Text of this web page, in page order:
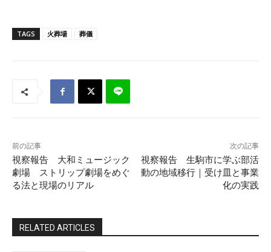
TAGS 火葬場 葬儀
前の記事
視察報告 大和ミュージック
劇場 ストリップ劇場をめぐ
る法と現場のリアル
次の記事
視察報告 生駒市に学ぶ部活
動の地域移行｜受け皿と事業
化の実践
RELATED ARTICLES